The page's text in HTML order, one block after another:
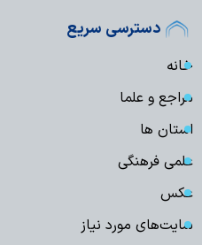
دسترسی سریع
خانه
مراجع و علما
استان ها
علمی فرهنگی
عکس
سایت‌های مورد نیاز